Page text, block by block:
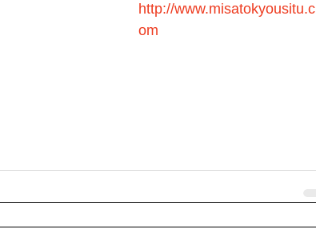
http://www.misatokyousitu.c
om